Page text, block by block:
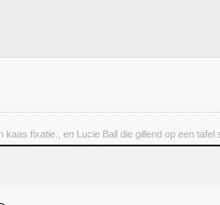
kaas fixatie., en Lucie Ball die gillend op een